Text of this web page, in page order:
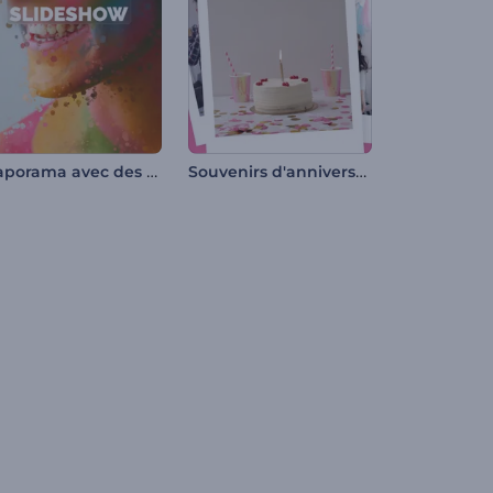
Diaporama avec des particules éclaboussantes Souvenirs d'anniversaire